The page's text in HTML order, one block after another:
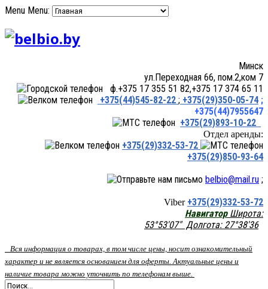
Menu Menu:
Минск
ул.Переходная 66, пом.2,ком 7
ф.+375 17 355 51 82,+375 17 374 65 11
+375(44)545-82-22 ; +375(29)350-05-74 ;
+375(44)7955647
+375(29)893-10-22
Отдел аренды:
+375(29)332-53-72
+375(29)850-93-64
belbio@mail.ru ;
Viber +375(29)332-53-72
НавигаторШирота:
53°53'07" Долгота: 27°38'36
Вся информация о товарах, в том числе цены, носит ознакомительный
характер и не является основанием для оферты. Актуальные цены и
наличие товара можно уточнить по телефонам выше.